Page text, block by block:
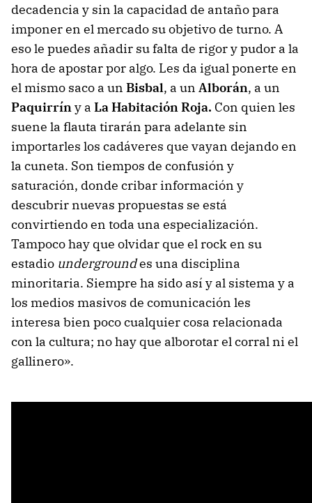
decadencia y sin la capacidad de antaño para
imponer en el mercado su objetivo de turno. A
eso le puedes añadir su falta de rigor y pudor a la
hora de apostar por algo. Les da igual ponerte en
el mismo saco a un Bisbal, a un Alborán, a un
Paquirríny a La Habitación Roja. Con quien les
suene la flauta tirarán para adelante sin
importarles los cadáveres que vayan dejando en
la cuneta. Son tiempos de confusión y
saturación, donde cribar información y
descubrir nuevas propuestas se está
convirtiendo en toda una especialización.
Tampoco hay que olvidar que el rock en su
estadio undergroundes una disciplina
minoritaria. Siempre ha sido así y al sistema y a
los medios masivos de comunicación les
interesa bien poco cualquier cosa relacionada
con la cultura; no hay que alborotar el corral ni el
gallinero».